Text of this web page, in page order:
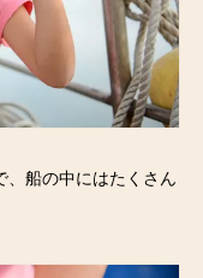
、船の中にはたくさん